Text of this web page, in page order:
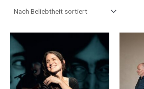
Preisspanne:
bis
35,00 €
Produkt
weist
mehrere
Varianten